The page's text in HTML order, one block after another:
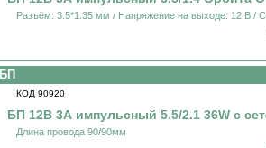
Разъём: 3.5*1.35 мм / Напряжение на выходе: 12 В /
БП
КОД 90920
БП 12В 3А импульсный 5.5/2.1 36W с
Длина провода 90/90мм